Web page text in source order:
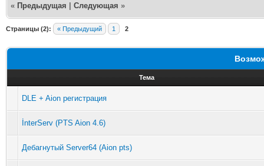
« Предыдущая Следующая »
Страницы (2): « Предыдущий 1 2
Тема
DLE + Aion регистрация
İnterServ (PTS Aion 4.6)
Дебагнутый Server64 (Aion pts)